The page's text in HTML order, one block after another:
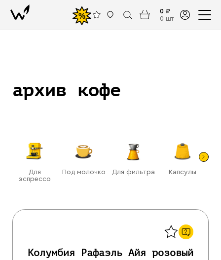
%
0 ₽
0 шт
архив кофе
Для
эспрессо
Под молочко Для фильтра Капсулы
2
Колумбия Рафаэль Айя розовый